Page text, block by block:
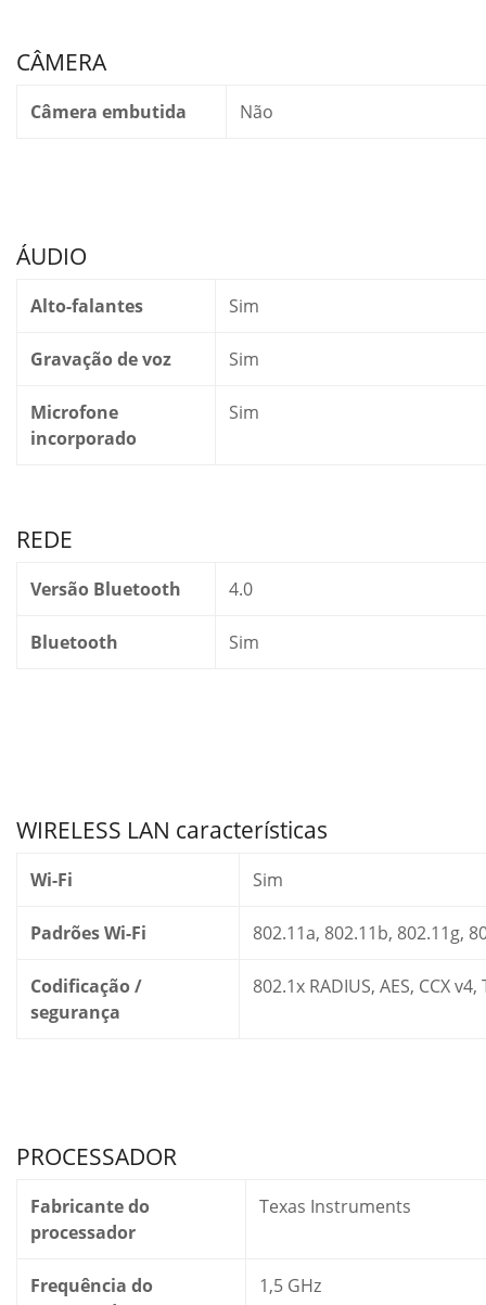
CÂMERA
Câmera embutida Não
ÁUDIO
Alto-falantes Sim
Gravação de voz Sim
Microfone
incorporado
Sim
REDE
Versão Bluetooth 4.0
Bluetooth Sim
WIRELESS LAN características
Wi-Fi Sim
Padrões Wi-Fi 802.11a, 802.11b, 802.11g,
Codificação /
segurança
802.1x RADIUS, AES, CCX
PROCESSADOR
Fabricante do
processador
Texas Instruments
Frequência do
1,5 GHz